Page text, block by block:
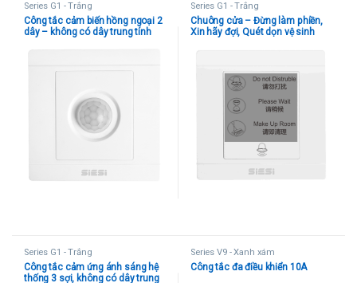
Series G1 - Trắng
Công tắc cảm biến hồng ngoại 2
dây – không có dây trung tính
Series G1 - Trắng
Chuông cửa – Đừng làm phiền,
Xin hãy đợi, Quét dọn vệ sinh
Series G1 - Trắng
Công tắc cảm ứng ánh sáng hệ
thống 3 sợi, không có dây trung
Series V9 - Xanh xám
Công tắc đa điều khiển 10A